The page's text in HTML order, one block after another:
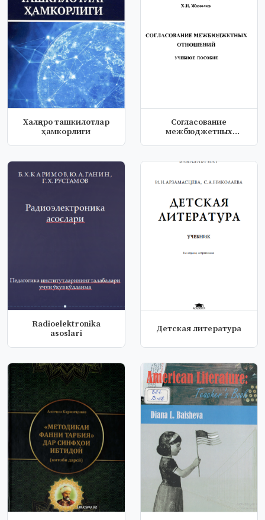
Xалқаро ташкилотлар
ҳамкорлиги
Согласование
межбюджетных
Radioelektronika
asoslari
Детская литература